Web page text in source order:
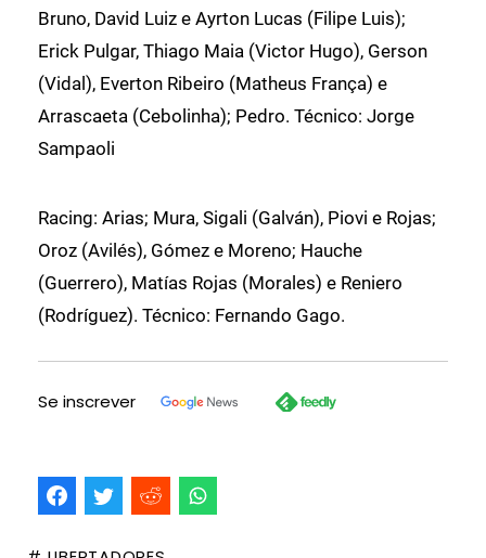
Bruno, David Luiz e Ayrton Lucas (Filipe Luis);
Erick Pulgar, Thiago Maia (Victor Hugo), Gerson
(Vidal), Everton Ribeiro (Matheus França) e
Arrascaeta (Cebolinha); Pedro. Técnico: Jorge
Sampaoli
Racing: Arias; Mura, Sigali (Galván), Piovi e Rojas;
Oroz (Avilés), Gómez e Moreno; Hauche
(Guerrero), Matías Rojas (Morales) e Reniero
(Rodríguez). Técnico: Fernando Gago.
Se inscrever